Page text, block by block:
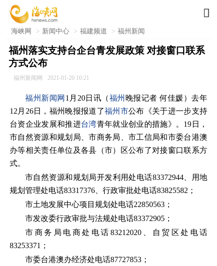

海峡网 > 新闻中心 > 福建频道 > 福州新闻
福州落实支持台企台青发展政策 对接窗口联系
方式公布
福州新闻网 2021-01-20 10:21
福州新闻网 1月20日讯（福州 晚报记者 何佳媛）去年
12月26日，福州晚报报道了福州市公布《关于进一步支持
台资企业发展和推进台湾青年就业创业的措施》。19日，
市自然资源和规划局、市商务局、市工信局和市委台港澳
办等相关责任单位及各县（市）区公布了对接窗口联系方
式。
市自然资源和规划局开发利用处电话83372944、用地
规划管理处电话83317376、行政审批处电话83825582；
市土地发展中心项目规划处电话22850563；
市发改委行政审批与法规处电话83372905；
市商务局电商处电话83212020、自贸区处电话
83253371；
市委台港澳办经济处电话87727853；